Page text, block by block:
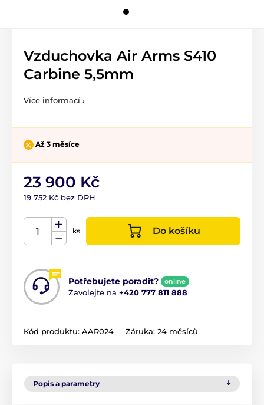
Vzduchovka Air Arms S410
Carbine 5,5mm
Více informací ›
Až 3 měsíce
23 900 Kč
19 752 Kč bez DPH
ks Do košíku
Potřebujete poradit? online
Zavolejte na +420 777 811 888
Kód produktu: AAR024 Záruka: 24 měsíců
Popis a parametry